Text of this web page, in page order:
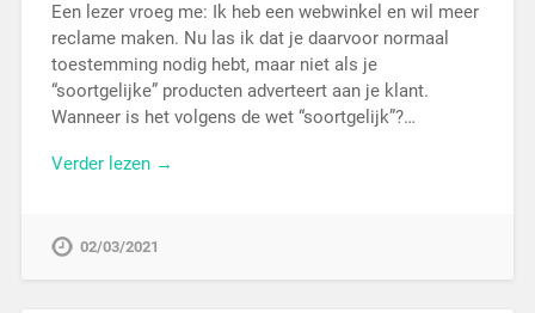
Een lezer vroeg me: Ik heb een webwinkel en wil meer
reclame maken. Nu las ik dat je daarvoor normaal
toestemming nodig hebt, maar niet als je
“soortgelijke” producten adverteert aan je klant.
Wanneer is het volgens de wet “soortgelijk”?…
Verder lezen →
02/03/2021